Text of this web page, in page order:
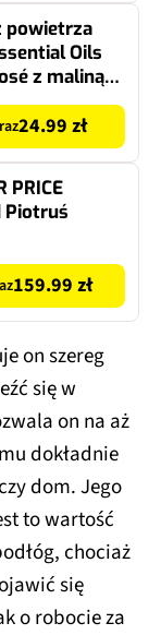
powietrza
Oils
z maliną
24.99 zł
PRICE
Piotruś
159.99 zł
on szereg
się w
on na aż
dokładnie
dom. Jego
to wartość
chociaż
się
o robocie za